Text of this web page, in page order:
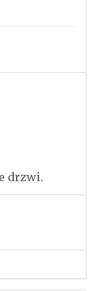
drzwi.